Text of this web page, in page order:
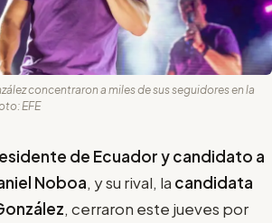
concentraron a miles de sus seguidores en la
EFE
de Ecuador y candidato a
Noboa, y su rival, la candidata
, cerraron este jueves por